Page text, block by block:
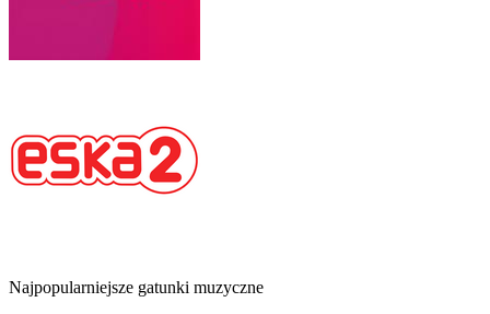
Najpopularniejsze gatunki muzyczne